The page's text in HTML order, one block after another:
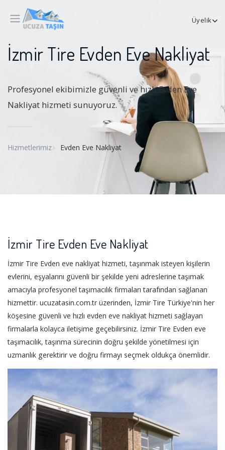
Üyelik
İzmir Tire Evden Eve Nakliyat
Profesyonel ekibimizle güvenli ve hızlı Evden Eve
Nakliyat hizmeti sunuyoruz.
Hizmetlerimiz Evden Eve Nakliyat
İzmir Tire Evden Eve Nakliyat
İzmir Tire Evden eve nakliyat hizmeti, taşınmak isteyen kişilerin
evlerini, eşyalarını güvenli bir şekilde yeni adreslerine taşımak
amacıyla profesyonel taşımacılık firmaları tarafından sağlanan
hizmettir. ucuzatasin.com.tr üzerinden, İzmir Tire Türkiye'nin her
köşesine güvenli ve hızlı evden eve nakliyat hizmeti sağlayan
firmalarla kolayca iletişime geçebilirsiniz. İzmir Tire Evden eve
taşımacılık, taşınma sürecinin doğru şekilde yönetilmesi için
uzmanlık gerektirir ve doğru firmayı seçmek oldukça önemlidir.